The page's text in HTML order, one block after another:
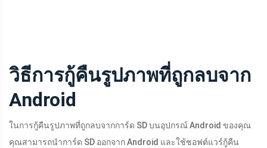
วิธีการกู้คืนรูปภาพที่ถูกลบจาก
Android
ในการกู้คืนรูปภาพที่ถูกลบจากการ์ด SD บนอุปกรณ์ Android ของคุณ
คุณสามารถนำการ์ด SD ออกจาก Android และใช้ซอฟต์แวร์กู้คืน